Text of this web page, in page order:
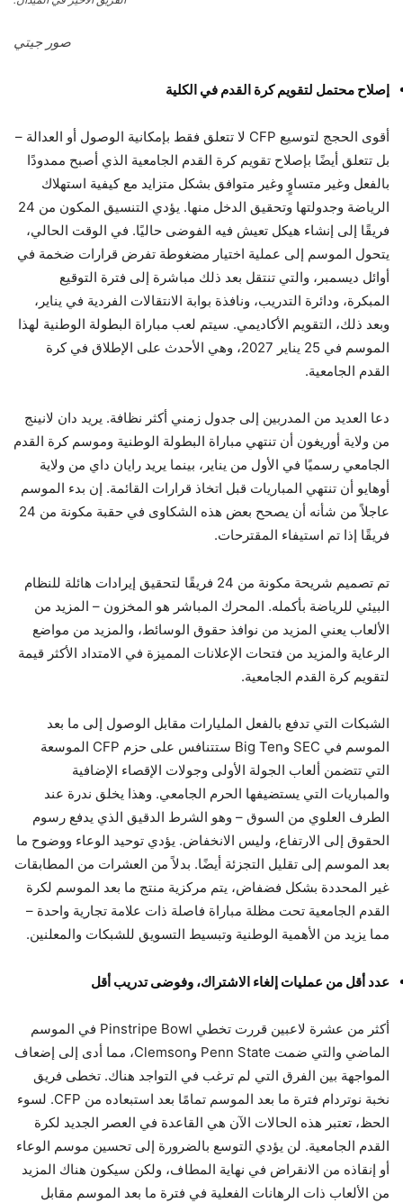
صور جيتي
إصلاح محتمل لتقويم كرة القدم في الكلية
أقوى الحجج لتوسيع CFP لا تتعلق فقط بإمكانية الوصول أو العدالة –
بل تتعلق أيضًا بإصلاح تقويم كرة القدم الجامعية الذي أصبح ممدودًا
بالفعل وغير متساوٍ وغير متوافق بشكل متزايد مع كيفية استهلاك
الرياضة وجدولتها وتحقيق الدخل منها. يؤدي التنسيق المكون من 24
فريقًا إلى إنشاء هيكل تعيش فيه الفوضى حاليًا. في الوقت الحالي،
يتحول الموسم إلى عملية اختيار مضغوطة تفرض قرارات ضخمة في
أوائل ديسمبر، والتي تنتقل بعد ذلك مباشرة إلى فترة التوقيع
المبكرة، ودائرة التدريب، ونافذة بوابة الانتقالات الفردية في يناير،
وبعد ذلك، التقويم الأكاديمي. سيتم لعب مباراة البطولة الوطنية لهذا
الموسم في 25 يناير 2027، وهي الأحدث على الإطلاق في كرة
القدم الجامعية.
دعا العديد من المدربين إلى جدول زمني أكثر نظافة. يريد دان لانينج
من ولاية أوريغون أن تنتهي مباراة البطولة الوطنية وموسم كرة القدم
الجامعي رسميًا في الأول من يناير، بينما يريد رايان داي من ولاية
أوهايو أن تنتهي المباريات قبل اتخاذ قرارات القائمة. إن بدء الموسم
عاجلاً من شأنه أن يصحح بعض هذه الشكاوى في حقبة مكونة من 24
فريقًا إذا تم استيفاء المقترحات.
تم تصميم شريحة مكونة من 24 فريقًا لتحقيق إيرادات هائلة للنظام
البيئي للرياضة بأكمله. المحرك المباشر هو المخزون – المزيد من
الألعاب يعني المزيد من نوافذ حقوق الوسائط، والمزيد من مواضع
الرعاية والمزيد من فتحات الإعلانات المميزة في الامتداد الأكثر قيمة
لتقويم كرة القدم الجامعية.
الشبكات التي تدفع بالفعل المليارات مقابل الوصول إلى ما بعد
الموسم في SEC وBig Ten ستتنافس على حزم CFP الموسعة
التي تتضمن ألعاب الجولة الأولى وجولات الإقصاء الإضافية
والمباريات التي يستضيفها الحرم الجامعي. وهذا يخلق ندرة عند
الطرف العلوي من السوق – وهو الشرط الدقيق الذي يدفع رسوم
الحقوق إلى الارتفاع، وليس الانخفاض. يؤدي توحيد الوعاء ووضوح ما
بعد الموسم إلى تقليل التجزئة أيضًا. بدلاً من العشرات من المطابقات
غير المحددة بشكل فضفاض، يتم مركزية منتج ما بعد الموسم لكرة
القدم الجامعية تحت مظلة مباراة فاصلة ذات علامة تجارية واحدة –
مما يزيد من الأهمية الوطنية وتبسيط التسويق للشبكات والمعلنين.
عدد أقل من عمليات إلغاء الاشتراك، وفوضى تدريب أقل
أكثر من عشرة لاعبين
قررت تخطي Pinstripe Bowl في الموسم
الماضي والتي ضمت Penn State وClemson، مما أدى إلى إضعاف
المواجهة بين الفرق التي لم ترغب في التواجد هناك. تخطى فريق
نخبة نوتردام فترة ما بعد الموسم تمامًا بعد استبعاده من CFP. لسوء
الحظ، تعتبر هذه الحالات الآن هي القاعدة في العصر الجديد لكرة
القدم الجامعية. لن يؤدي التوسع بالضرورة إلى تحسين موسم الوعاء
أو إنقاذه من الانقراض في نهاية المطاف، ولكن سيكون هناك المزيد
من الألعاب ذات الرهانات الفعلية في فترة ما بعد الموسم مقابل